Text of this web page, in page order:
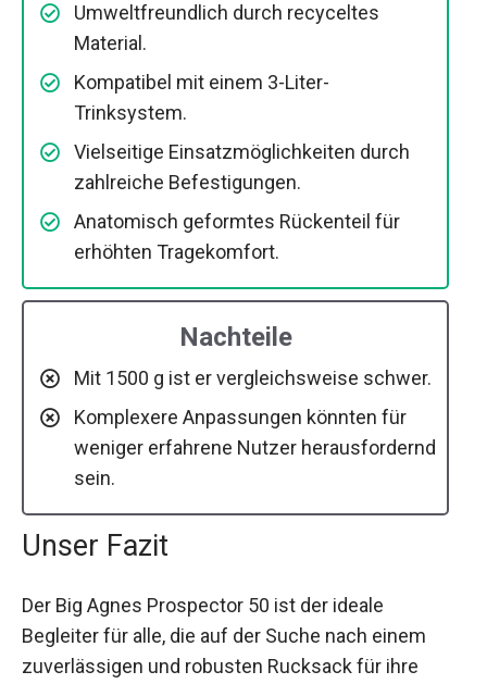
Umweltfreundlich durch recyceltes
Material.
Kompatibel mit einem 3-Liter-
Trinksystem.
Vielseitige Einsatzmöglichkeiten durch
zahlreiche Befestigungen.
Anatomisch geformtes Rückenteil für
erhöhten Tragekomfort.
Nachteile
Mit 1500 g ist er vergleichsweise schwer.
Komplexere Anpassungen könnten für
weniger erfahrene Nutzer herausfordernd
sein.
Unser Fazit
Der Big Agnes Prospector 50 ist der ideale
Begleiter für alle, die auf der Suche nach einem
zuverlässigen und robusten Rucksack für ihre